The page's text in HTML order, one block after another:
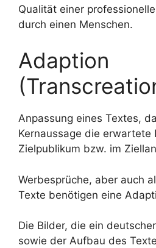
Qualität einer
durch einen Menschen.
Adaption
Anpassung eines Textes,
Kernaussage die erwartete
Zielpublikum bzw. im
Werbesprüche, aber auch
Texte benötigen eine
Die Bilder, die ein
sowie der Aufbau des